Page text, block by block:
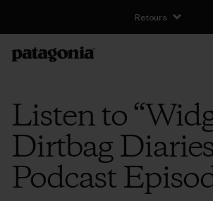
Retours
Listen to
Dirtbag
Podcast